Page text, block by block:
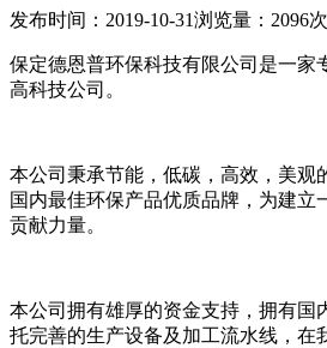
发布时间：2019-10-31浏览量：2096次
保定德恩普环保科技有限公司是一家
高科技公司。
本公司秉承节能，低碳，高效，美观
国内最佳环保产品优质品牌，为建立
贡献力量。
本公司拥有雄厚的资金支持，拥有国
托完善的生产设备及加工流水线，在